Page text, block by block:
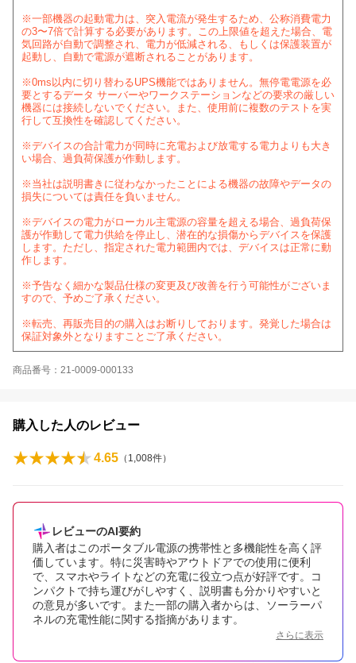
※一部機器の起動電力は、突入電流が発生するため、公称消費電力
の3〜7倍で計算する必要があります。この上限値を超えた場合、電
気回路が自動で調整され、電力が低減される、もしくは保護装置が
起動し、自動で電源が遮断されることがあります。
※0ms以内に切り替わるUPS機能ではありません。無停電電源を必
要とするデータ サーバーやワークステーションなどの要求の厳しい
機器には接続しないでください。また、使用前に複数のテストを実
行して互換性を確認してください。
※デバイスの合計電力が同時に充電および放電する電力よりも大き
い場合、過負荷保護が作動します。
※当社は説明書きに従わなかったことによる機器の故障やデータの
損失については責任を負いません。
※デバイスの電力がローカル主電源の容量を超える場合、過負荷保
護が作動して電力供給を停止し、潜在的な損傷からデバイスを保護
します。ただし、指定された電力範囲内では、デバイスは正常に動
作します。
※予告なく細かな製品仕様の変更及び改善を行う可能性がございま
すので、予めご了承ください。
※転売、再販売目的の購入はお断りしております。発覚した場合は
保証対象外となりますことご了承ください。
商品番号：21-0009-000133
購入した人のレビュー
4.65 （ 1,008件）
レビューのAI要約
購入者はこのポータブル電源の携帯性と多機能性を高く評
価しています。特に災害時やアウトドアでの使用に便利
で、スマホやライトなどの充電に役立つ点が好評です。コ
ンパクトで持ち運びがしやすく、説明書も分かりやすいと
の意見が多いです。また一部の購入者からは、ソーラーパ
ネルの充電性能に関する指摘があります。
さらに表示